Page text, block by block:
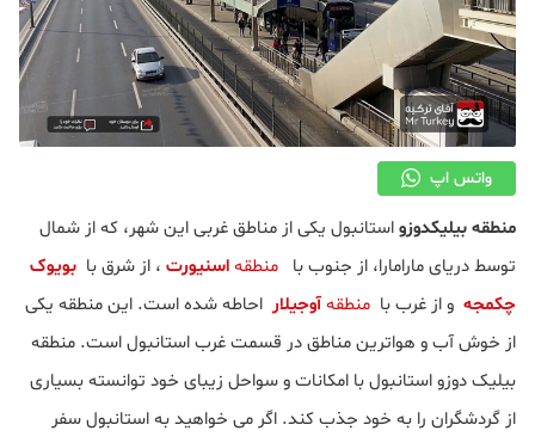
واتس اپ
منطقه بیلیکدوزواستانبول یکی از مناطق غربی این شهر، که از شمال
توسط دریای مارامارا، از جنوب با
منطقهاسنیورت ، از شرق با بویوک
چکمجه و از غرب با منطقهآوجیلار احاطه شده است. این منطقه یکی
از خوش آب و هواترین مناطق در قسمت غرب استانبول است. منطقه
بیلیک دوزو استانبول با امکانات و سواحل زیبای خود توانسته بسیاری
از گردشگران را به خود جذب کند. اگر می خواهید به استانبول سفر